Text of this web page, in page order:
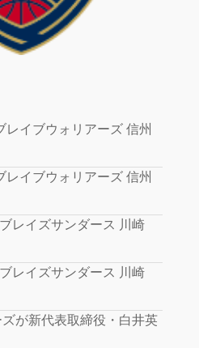
レイブウォリアーズ 信州
レイブウォリアーズ 信州
レイズサンダース 川崎
レイズサンダース 川崎
が新代表取締役・白井英